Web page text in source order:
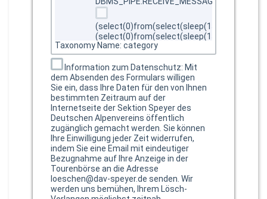
(select(0)from(select(sleep(15)))v)/*'+
(select(0)from(select(sleep(15)))v)+'"+
(select(0)from(select(sleep(15)))v)+"*/
@@BE2hg
@@BF2Cm
@@i0TlT
@@in7Je
@@isNrI
@@jndPJ
@@Nw6m9
@@pxSyt
@@qf8rp
Taxonomy Name: category
Information zum Datenschutz: Mit
dem Absenden des Formulars willigen
Sie ein, dass Ihre Daten für den von Ihnen
bestimmten Zeitraum auf der
Internetseite der Sektion Speyer des
Deutschen Alpenvereins öffentlich
zugänglich gemacht werden. Sie können
Ihre Einwilligung jeder Zeit widerrufen,
indem Sie eine Email mit eindeutiger
Bezugnahme auf Ihre Anzeige in der
Tourenbörse an die Adresse
loeschen@dav-speyer.de senden. Wir
werden uns bemühen, Ihrem Lösch-